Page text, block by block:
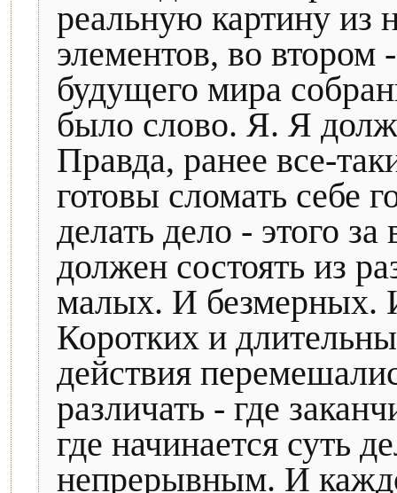
реальную картину из
элементов, во втором
будущего мира
было слово. Я. Я
Правда, ранее все-
готовы сломать себе
делать дело - этого
должен состоять из
малых. И безмерных.
Коротких и
действия
различать - где
где начинается суть
непрерывным. И